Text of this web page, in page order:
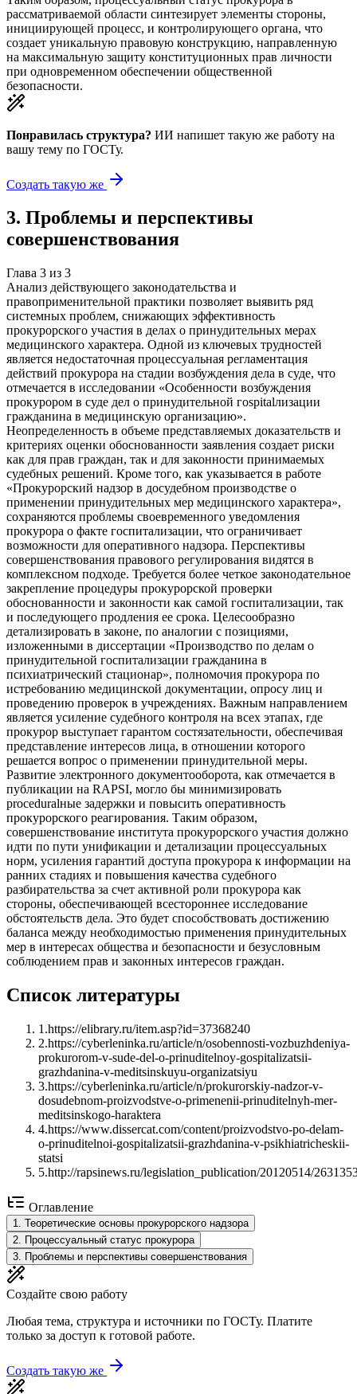
рассматриваемой области синтезирует элементы стороны,
инициирующей процесс, и контролирующего органа, что
создает уникальную правовую конструкцию, направленную
на максимальную защиту конституционных прав личности
при одновременном обеспечении общественной
безопасности.
Понравилась структура? ИИ напишет такую же работу на
вашу тему по ГОСТу.
Создать такую же
3. Проблемы и перспективы
совершенствования
Глава 3 из 3
Анализ действующего законодательства и
правоприменительной практики позволяет выявить ряд
системных проблем, снижающих эффективность
прокурорского участия в делах о принудительных мерах
медицинского характера. Одной из ключевых трудностей
является недостаточная процессуальная регламентация
действий прокурора на стадии возбуждения дела в суде, что
отмечается в исследовании «Особенности возбуждения
прокурором в суде дел о принудительной гospitalлизации
гражданина в медицинскую организацию».
Неопределенность в объеме представляемых доказательств и
критериях оценки обоснованности заявления создает риски
как для прав граждан, так и для законности принимаемых
судебных решений. Кроме того, как указывается в работе
«Прокурорский надзор в досудебном производстве о
применении принудительных мер медицинского характера»,
сохраняются проблемы своевременного уведомления
прокурора о факте госпитализации, что ограничивает
возможности для оперативного надзора. Перспективы
совершенствования правового регулирования видятся в
комплексном подходе. Требуется более четкое законодательное
закрепление процедуры прокурорской проверки
обоснованности и законности как самой госпитализации, так
и последующего продления ее срока. Целесообразно
детализировать в законе, по аналогии с позициями,
изложенными в диссертации «Производство по делам о
принудительной госпитализации гражданина в
психиатрический стационар», полномочия прокурора по
истребованию медицинской документации, опросу лиц и
проведению проверок в учреждениях. Важным направлением
является усиление судебного контроля на всех этапах, где
прокурор выступает гарантом состязательности, обеспечивая
представление интересов лица, в отношении которого
решается вопрос о применении принудительной меры.
Развитие электронного документооборота, как отмечается в
публикации на RAPSI, могло бы минимизировать
proceduralные задержки и повысить оперативность
прокурорского реагирования. Таким образом,
совершенствование института прокурорского участия должно
идти по пути унификации и детализации процессуальных
норм, усиления гарантий доступа прокурора к информации на
ранних стадиях и повышения качества судебного
разбирательства за счет активной роли прокурора как
стороны, обеспечивающей всестороннее исследование
обстоятельств дела. Это будет способствовать достижению
баланса между необходимостью применения принудительных
мер в интересах общества и безопасности и безусловным
соблюдением прав и законных интересов граждан.
Список литературы
1 .https://elibrary.ru/item.asp?id=37368240
2.https://cyberleninka.ru/article/n/osobennosti-vozbuzhdeniya-
prokurorom-v-sude-del-o-prinuditelnoy-gospitalizatsii-
grazhdanina-v-meditsinskuyu-organizatsiyu
3.https://cyberleninka.ru/article/n/prokurorskiy-nadzor-v-
dosudebnom-proizvodstve-o-primenenii-prinuditelnyh-mer-
meditsinskogo-haraktera
4.https://www.dissercat.com/content/proizvodstvo-po-delam-
o-prinuditelnoi-gospitalizatsii-grazhdanina-v-psikhiatricheskii-
statsi
5.http://rapsinews.ru/legislation_publication/20120514/
Оглавление
1. Теоретические основы прокурорского надзора
2. Процессуальный статус прокурора
3. Проблемы и перспективы совершенствования
Создайте свою работу
Любая тема, структура и источники по ГОСТу. Платите
только за доступ к готовой работе.
Создать такую же